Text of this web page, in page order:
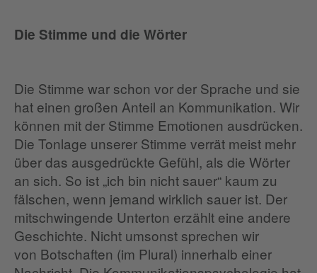
Die Stimme und die Wörter
Die Stimme war schon vor der Sprache und sie
hat einen großen Anteil an Kommunikation. Wir
können mit der Stimme Emotionen ausdrücken.
Die Tonlage unserer Stimme verrät meist mehr
über das ausgedrückte Gefühl, als die Wörter
an sich. So ist „ich bin nicht sauer“ kaum zu
fälschen, wenn jemand wirklich sauer ist. Der
mitschwingende Unterton erzählt eine andere
Geschichte. Nicht umsonst sprechen wir
von Botschaften (im Plural) innerhalb einer